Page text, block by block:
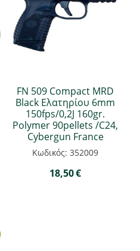
FN 509 Compact MRD
Black Ελατηρίου 6mm
150fps/0,2J 160gr.
Polymer 90pellets /C24,
Cybergun France
Κωδικός: 352009
18,50€